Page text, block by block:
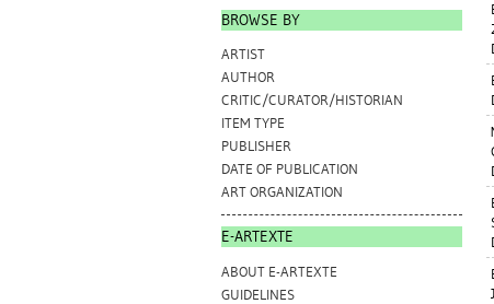
BROWSE BY
ARTIST
AUTHOR
CRITIC/CURATOR/HISTORIAN
ITEM TYPE
PUBLISHER
DATE OF PUBLICATION
ART ORGANIZATION
E-ARTEXTE
ABOUT E-ARTEXTE
GUIDELINES